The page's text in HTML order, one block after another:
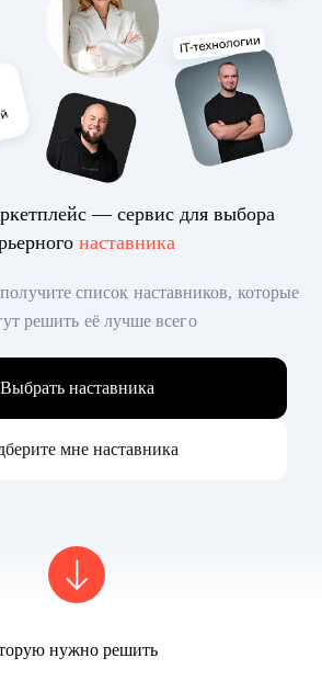
— сервис для выбора
наставника
список наставников, которые
решить её лучше всего
Выбрать наставника
мне наставника
нужно решить